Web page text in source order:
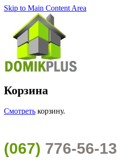
Skip to Main Content Area
Корзина
Смотреть корзину.
(067) 776-56-13